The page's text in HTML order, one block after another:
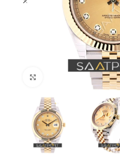
Büyütmek için tıklayın